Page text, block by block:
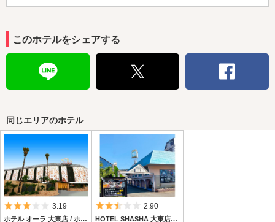
このホテルをシェアする
同じエリアのホテル
5つ星のうち3
3.19
ホテル オーラ 大東店 / ホテル サリ リゾート 大東店
5つ星のうち2.5
2.90
HOTEL SHASHA 大東店（ホテル シャシャ ダイトウテン）